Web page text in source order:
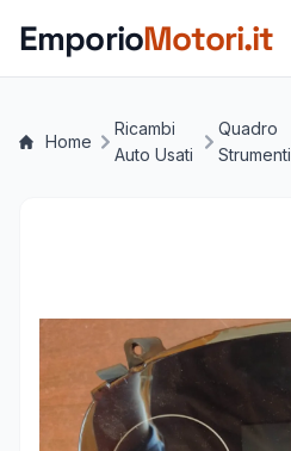
EmporioMotori.it
Home
Ricambi
Auto Usati
Quadro
Strumenti